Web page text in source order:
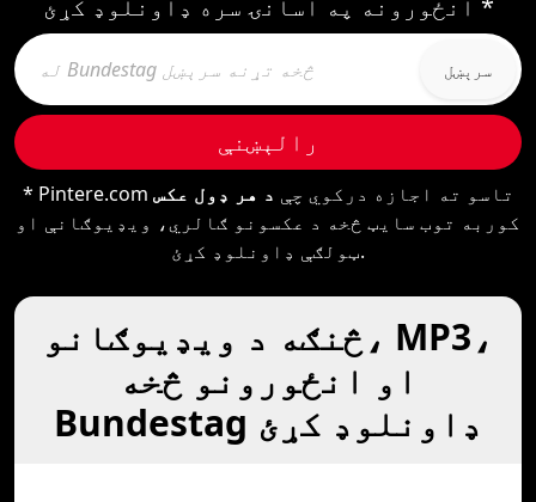
انځورونه په اسانۍ سره ډاونلوډ کړئ *
سرېښل
رالېښنې
* Pintere.com تاسو ته اجازه درکوي چې د هر ډول عکس
کوربه توب سایټ څخه د عکسونو ګالري، ویډیوګانې او
ټولګې ډاونلوډ کړئ.
څنګه د ویډیوګانو، MP3،
او انځورونو څخه
Bundestag ډاونلوډ کړئ